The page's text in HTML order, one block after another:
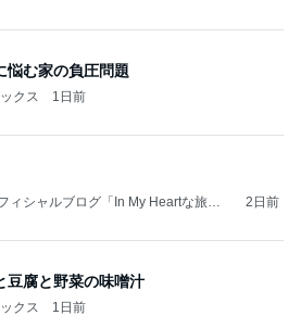
ィシャルブログ「In My Heartな旅日
豆腐と野菜の味噌汁
クス 1日前
ぶらぶら動画のアップを止めた
の公営競技はどこへ行く